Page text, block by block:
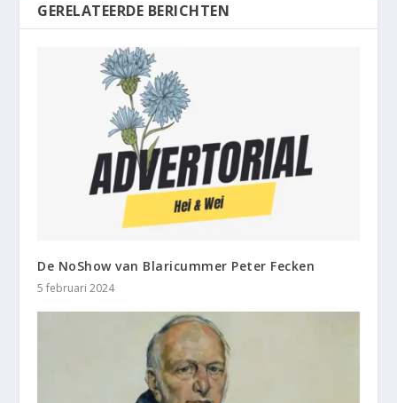
GERELATEERDE BERICHTEN
De NoShow van Blaricummer Peter Fecken
5 februari 2024